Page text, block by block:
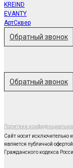
KREIND
EVANTY
АртСквер
Обратный звонок
Обратный звонок
Политика
Сайт носит исключительно
является публичной
Гражданского кодекса